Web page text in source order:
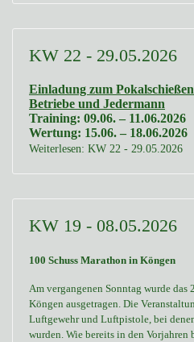
KW 22 - 29.05.2026
Einladung zum
Betriebe und Jedermann
Training: 09.06. – 11.06.2026
Wertung: 15.06. – 18.06.2026
Weiterlesen: KW 22 - 29.05.2026
KW 19 - 08.05.2026
100 Schuss Marathon in Köngen
Am vergangenen Sonntag wurde das
Köngen ausgetragen. Die
Luftgewehr und Luftpistole, bei
wurden. Wie bereits in den Vorjahren